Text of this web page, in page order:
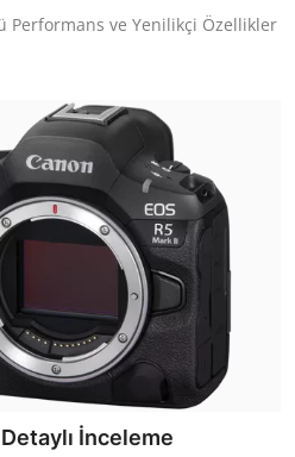
Performans ve Yenilikçi Özellikler
İnceleme